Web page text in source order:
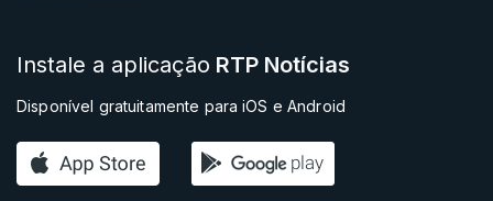
Instale a aplicação RTP Notícias
Disponível gratuitamente para iOS e Android